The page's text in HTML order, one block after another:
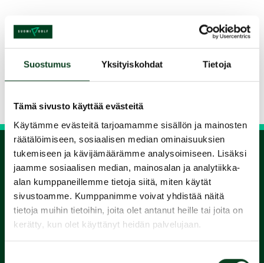
Suostumus Yksityiskohdat Tietoja
Tämä sivusto käyttää evästeitä
Käytämme evästeitä tarjoamamme sisällön ja mainosten
räätälöimiseen, sosiaalisen median ominaisuuksien
tukemiseen ja kävijämäärämme analysoimiseen. Lisäksi
jaamme sosiaalisen median, mainosalan ja analytiikka-
alan kumppaneillemme tietoja siitä, miten käytät
sivustoamme. Kumppanimme voivat yhdistää näitä
tietoja muihin tietoihin, joita olet antanut heille tai joita on
kerätty, kun olet käyttänyt heidän palvelujaan.
Jaa kurssi kaverille
1.
Varaa
alkeiskurssi